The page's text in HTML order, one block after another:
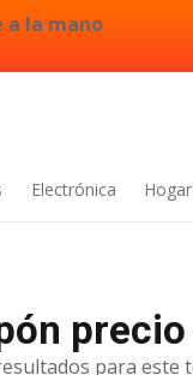
a la mano
Electrónica
para este